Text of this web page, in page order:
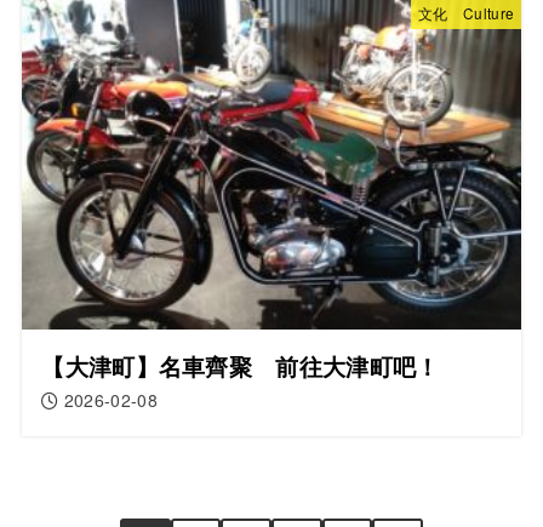
文化 Culture
【大津町】名車齊聚 前往大津町吧！
2026-02-08